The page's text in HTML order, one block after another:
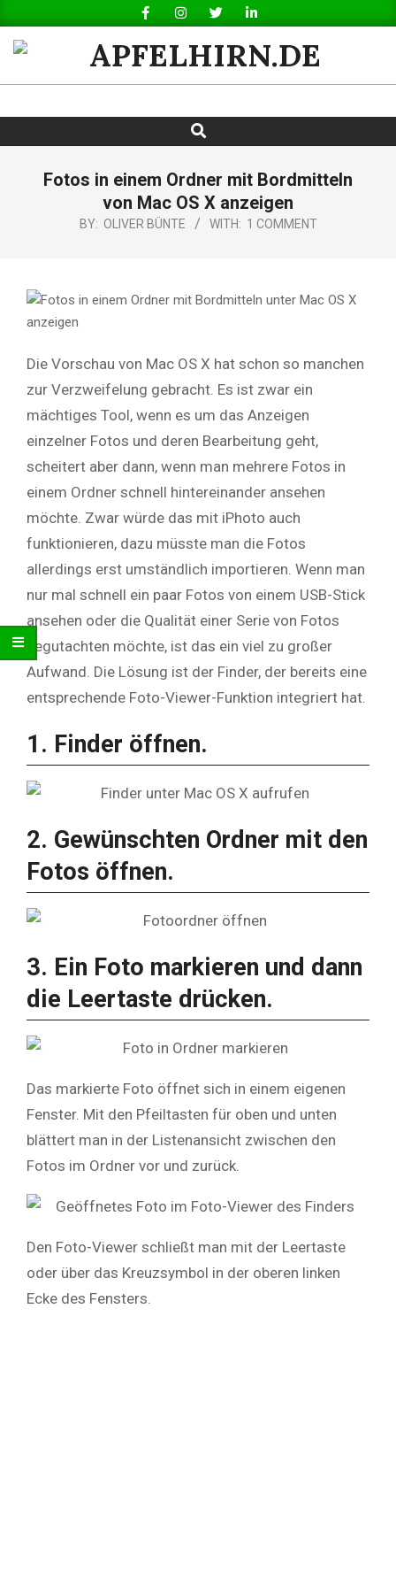
to
content
APFELHIRN.DE
Navigation
Search
Fotos in einem Ordner mit Bordmitteln
von Mac OS X anzeigen
BY: OLIVER BÜNTE WITH: 1 COMMENT
Die Vorschau von Mac OS X hat schon so manchen
zur Verzweifelung gebracht. Es ist zwar ein
mächtiges Tool, wenn es um das Anzeigen
einzelner Fotos und deren Bearbeitung geht,
scheitert aber dann, wenn man mehrere Fotos in
einem Ordner schnell hintereinander ansehen
möchte. Zwar würde das mit iPhoto auch
funktionieren, dazu müsste man die Fotos
allerdings erst umständlich importieren. Wenn man
nur mal schnell ein paar Fotos von einem USB-Stick
ansehen oder die Qualität einer Serie von Fotos
begutachten möchte, ist das ein viel zu großer
Aufwand. Die Lösung ist der Finder, der bereits eine
entsprechende Foto-Viewer-Funktion integriert hat.
1. Finder öffnen.
2. Gewünschten Ordner mit den
Fotos öffnen.
3. Ein Foto markieren und dann
die Leertaste drücken.
Das markierte Foto öffnet sich in einem eigenen
Fenster. Mit den Pfeiltasten für oben und unten
blättert man in der Listenansicht zwischen den
Fotos im Ordner vor und zurück.
Den Foto-Viewer schließt man mit der Leertaste
oder über das Kreuzsymbol in der oberen linken
Ecke des Fensters.